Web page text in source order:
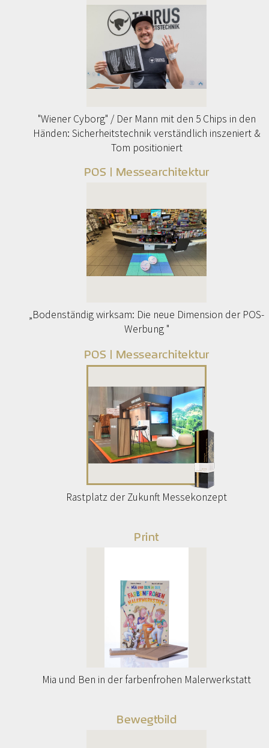
"Wiener Cyborg" / Der Mann mit den 5 Chips in den
Händen: Sicherheitstechnik verständlich inszeniert &
Tom positioniert
POS | Messearchitektur
„Bodenständig wirksam: Die neue Dimension der POS-
Werbung "
POS | Messearchitektur
Rastplatz der Zukunft Messekonzept
Print
Mia und Ben in der farbenfrohen Malerwerkstatt
Bewegtbild